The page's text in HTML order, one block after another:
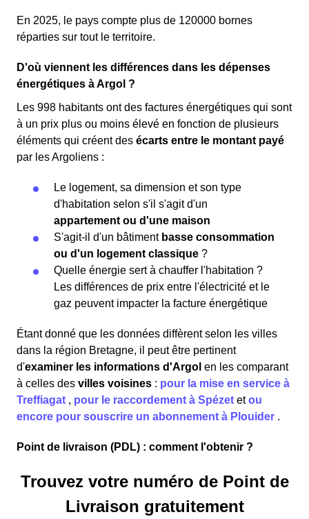
En 2025, le pays compte plus de 120000 bornes
réparties sur tout le territoire.
D'où viennent les différences dans les dépenses
énergétiques à Argol ?
Les 998 habitants ont des factures énergétiques qui sont
à un prix plus ou moins élevé en fonction de plusieurs
éléments qui créent des écarts entre le montant payé
par les Argoliens :
Le logement, sa dimension et son type
d'habitation selon s'il s'agit d'un
appartement ou d'une maison
S'agit-il d'un bâtiment basse consommation
ou d'un logement classique ?
Quelle énergie sert à chauffer l'habitation ?
Les différences de prix entre l'électricité et le
gaz peuvent impacter la facture énergétique
Étant donné que les données diffèrent selon les villes
dans la région Bretagne, il peut être pertinent
d'examiner les informations d'Argol en les comparant
à celles des villes voisines : pour la mise en service à
Treffiagat , pour le raccordement à Spézet etou
encore pour souscrire un abonnement à Plouider .
Point de livraison (PDL) : comment l'obtenir ?